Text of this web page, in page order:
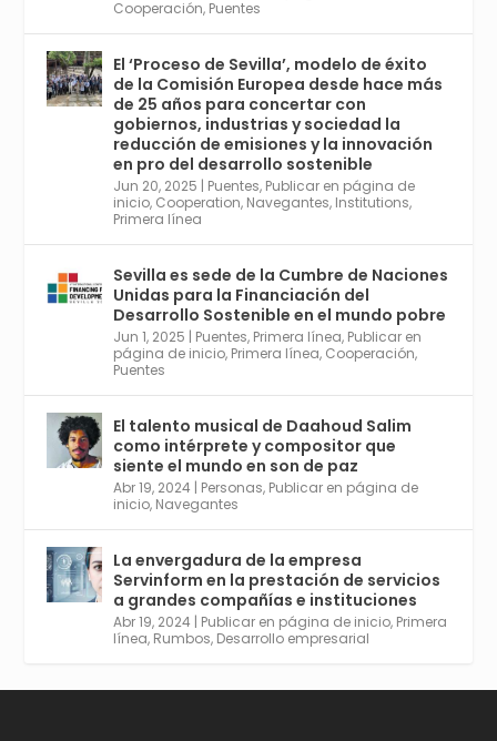
Avata
r
Sevilla World @worldsevilla ·
21 May 2024
Conoce a @mvbim, la empresa sevillana
que ha sido pionera en España en el uso de
la tecnología BIM para digitalizar e
industrializar la arquitectura y la
construcción. Ver su dimensión
internacional en el reportaje de
@juanluispavon1 en @elCorreoWeb :
https://tinyurl.com/yfa2h55p
2 6 Twitter
Avata
Sevilla World @worldsevilla ·
30 Abr 2024
Aprovéchalo si vives en Sevilla capital o
provincia. Curso gratuito en Internet de las
Cosas, Inteligencia Artificial y Smart Cities
plazo acaba el 2 de mayo. Dota de gran
empleabilidad. Ver y enlace a inscripción:
https://tinyurl.com/yu5xhwjr
Cooperación, Puentes
El ‘Proceso de Sevilla’, modelo de éxito
de la Comisión Europea desde hace más
de 25 años para concertar con
gobiernos, industrias y sociedad la
reducción de emisiones y la innovación
en pro del desarrollo sostenible
Jun 20, 2025 | Puentes, Publicar en página de
inicio, Cooperation, Navegantes, Institutions,
Primera línea
Sevilla es sede de la Cumbre de Naciones
Unidas para la Financiación del
Desarrollo Sostenible en el mundo pobre
Jun 1, 2025 | Puentes, Primera línea, Publicar en
página de inicio, Primera línea, Cooperación,
Puentes
El talento musical de Daahoud Salim
como intérprete y compositor que
siente el mundo en son de paz
Abr 19, 2024 | Personas, Publicar en página de
inicio, Navegantes
La envergadura de la empresa
Servinform en la prestación de servicios
a grandes compañías e instituciones
Abr 19, 2024 | Publicar en página de inicio, Primera
línea, Rumbos, Desarrollo empresarial